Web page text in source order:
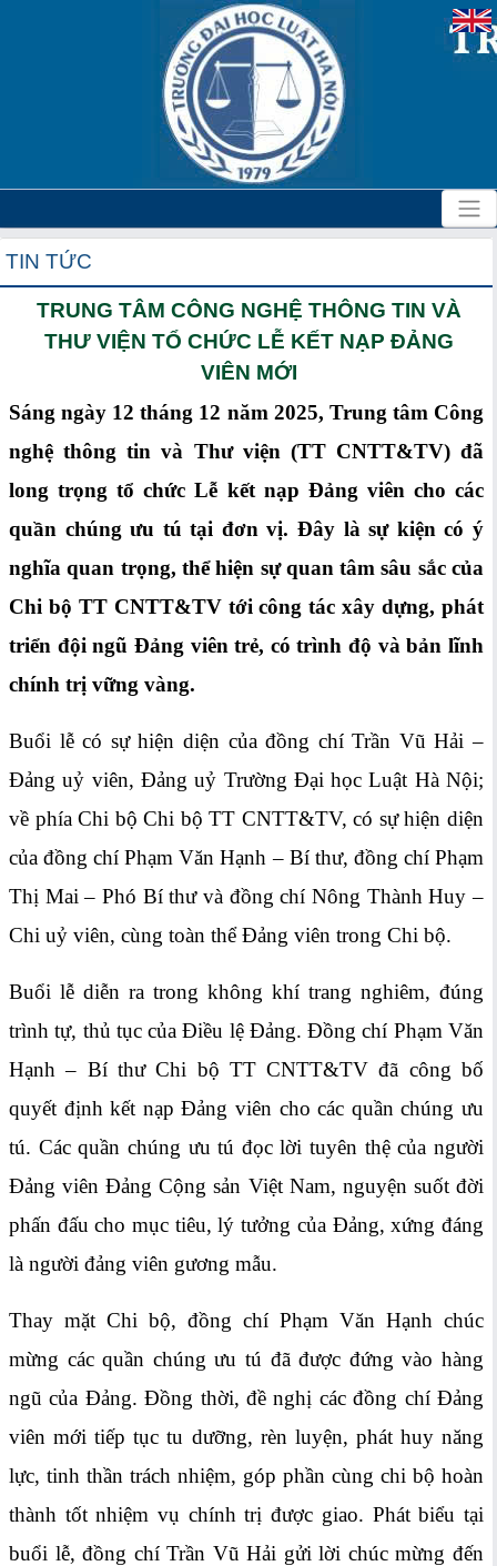
TIN TỨC
TRUNG TÂM CÔNG NGHỆ THÔNG TIN VÀ
THƯ VIỆN TỔ CHỨC LỄ KẾT NẠP ĐẢNG
VIÊN MỚI
Sáng ngày 12 tháng 12 năm 2025, Trung tâm Công
nghệ thông tin và Thư viện (TT CNTT&TV) đã
long trọng tổ chức Lễ kết nạp Đảng viên cho các
quần chúng ưu tú tại đơn vị. Đây là sự kiện có ý
nghĩa quan trọng, thể hiện sự quan tâm sâu sắc của
Chi bộ TT CNTT&TV tới công tác xây dựng, phát
triển đội ngũ Đảng viên trẻ, có trình độ và bản lĩnh
chính trị vững vàng.
Buổi lễ có sự hiện diện của đồng chí Trần Vũ Hải –
Đảng uỷ viên, Đảng uỷ Trường Đại học Luật Hà Nội;
về phía Chi bộ Chi bộ TT CNTT&TV, có sự hiện diện
của đồng chí Phạm Văn Hạnh – Bí thư, đồng chí Phạm
Thị Mai – Phó Bí thư và đồng chí Nông Thành Huy –
Chi uỷ viên, cùng toàn thể Đảng viên trong Chi bộ.
Buổi lễ diễn ra trong không khí trang nghiêm, đúng
trình tự, thủ tục của Điều lệ Đảng. Đồng chí Phạm Văn
Hạnh – Bí thư Chi bộ TT CNTT&TV đã công bố
quyết định kết nạp Đảng viên cho các quần chúng ưu
tú. Các quần chúng ưu tú đọc lời tuyên thệ của người
Đảng viên Đảng Cộng sản Việt Nam, nguyện suốt đời
phấn đấu cho mục tiêu, lý tưởng của Đảng, xứng đáng
là người đảng viên gương mẫu.
Thay mặt Chi bộ, đồng chí Phạm Văn Hạnh chúc
mừng các quần chúng ưu tú đã được đứng vào hàng
ngũ của Đảng. Đồng thời, đề nghị các đồng chí Đảng
viên mới tiếp tục tu dưỡng, rèn luyện, phát huy năng
lực, tinh thần trách nhiệm, góp phần cùng chi bộ hoàn
thành tốt nhiệm vụ chính trị được giao. Phát biểu tại
buổi lễ, đồng chí Trần Vũ Hải gửi lời chúc mừng đến